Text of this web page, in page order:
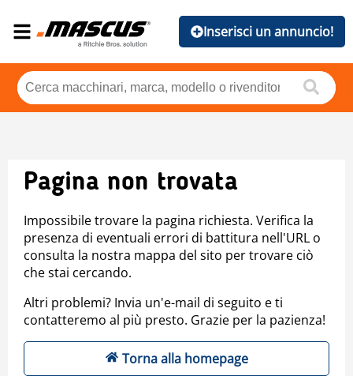
Inserisci un annuncio!
Pagina non trovata
Impossibile trovare la pagina richiesta. Verifica la
presenza di eventuali errori di battitura nell'URL o
consulta la nostra mappa del sito per trovare ciò
che stai cercando.
Altri problemi? Invia un'e-mail di seguito e ti
contatteremo al più presto. Grazie per la pazienza!
Torna alla homepage